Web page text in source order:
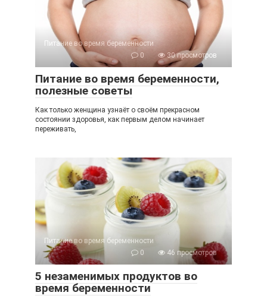
Питание во время беременности
0
30 просмотров
Питание во время беременности,
полезные советы
Как только женщина узнаёт о своём прекрасном
состоянии здоровья, как первым делом начинает
переживать,
Питание во время беременности
0
46 просмотров
5 незаменимых продуктов во
время беременности